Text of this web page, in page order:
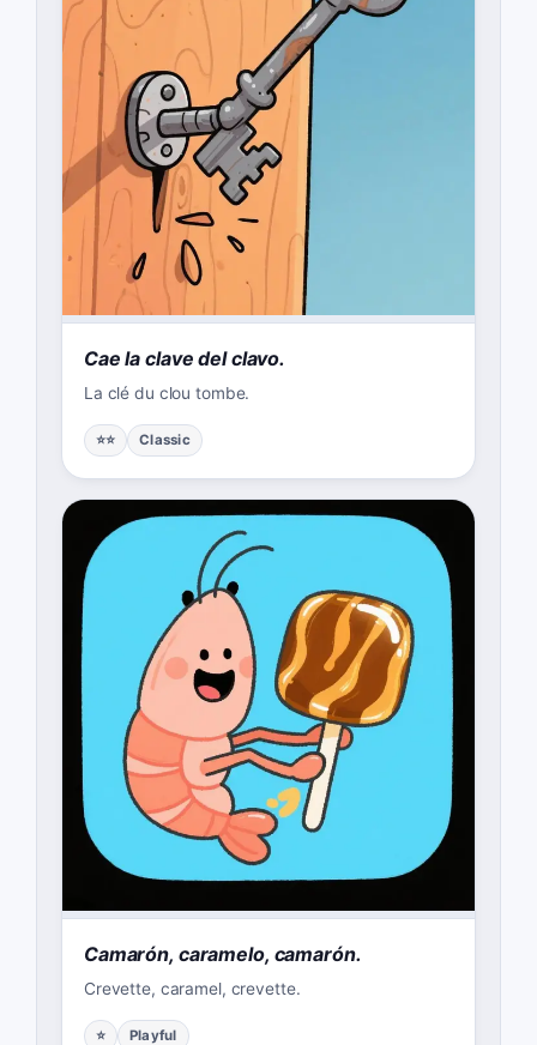
Cae la clave del clavo.
La clé du clou tombe.
⭐⭐ Classic
Camarón, caramelo, camarón.
Crevette, caramel, crevette.
⭐ Playful